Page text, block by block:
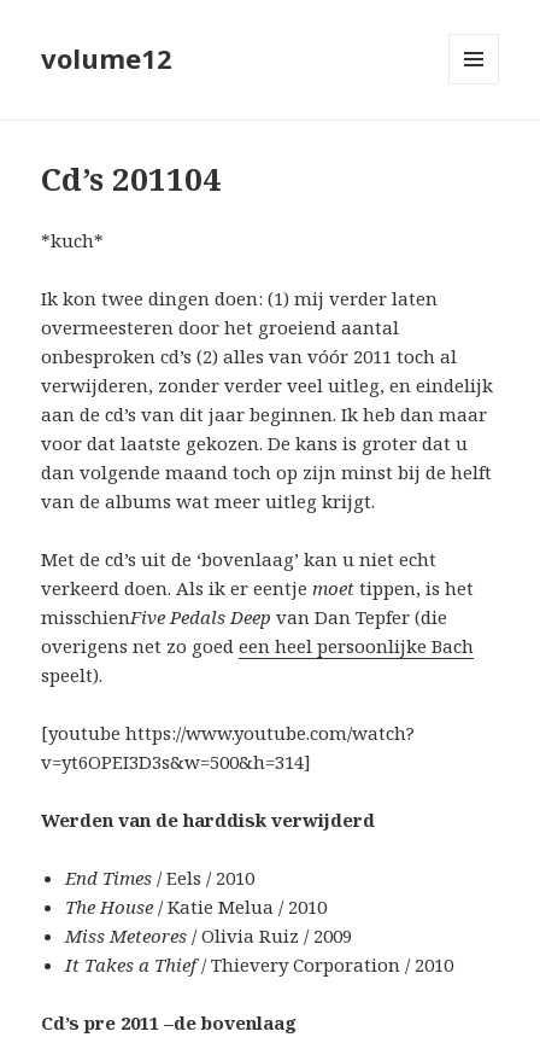
volume12
Cd’s 201104
*kuch*
Ik kon twee dingen doen: (1) mij verder laten
overmeesteren door het groeiend aantal
onbesproken cd’s (2) alles van vóór 2011 toch al
verwijderen, zonder verder veel uitleg, en eindelijk
aan de cd’s van dit jaar beginnen. Ik heb dan maar
voor dat laatste gekozen. De kans is groter dat u
dan volgende maand toch op zijn minst bij de helft
van de albums wat meer uitleg krijgt.
Met de cd’s uit de ‘bovenlaag’ kan u niet echt
verkeerd doen. Als ik er eentjemoet tippen, is het
misschienFive Pedals Deep van Dan Tepfer (die
overigens net zo goedeen heel persoonlijke Bach
speelt).
[youtube https://www.youtube.com/watch?
v=yt6OPEI3D3s&w=500&h=314]
Werden van de harddisk verwijderd
End Times / Eels / 2010
The House / Katie Melua / 2010
Miss Meteores / Olivia Ruiz / 2009
It Takes a Thief/ Thievery Corporation / 2010
Cd’s pre 2011 –de bovenlaag